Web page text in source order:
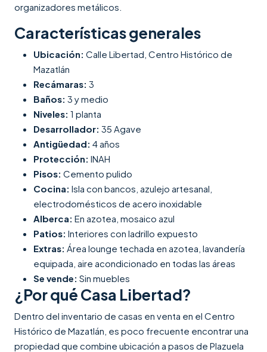
organizadores metálicos.
Características generales
Ubicación: Calle Libertad, Centro Histórico de
Mazatlán
Recámaras: 3
Baños: 3 y medio
Niveles: 1 planta
Desarrollador: 35 Agave
Antigüedad: 4 años
Protección: INAH
Pisos: Cemento pulido
Cocina: Isla con bancos, azulejo artesanal,
electrodomésticos de acero inoxidable
Alberca: En azotea, mosaico azul
Patios: Interiores con ladrillo expuesto
Extras: Área lounge techada en azotea, lavandería
equipada, aire acondicionado en todas las áreas
Se vende: Sin muebles
¿Por qué Casa Libertad?
Dentro del inventario de casas en venta en el Centro
Histórico de Mazatlán, es poco frecuente encontrar una
propiedad que combine ubicación a pasos de Plazuela